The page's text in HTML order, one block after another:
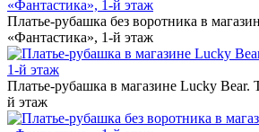
Платье-рубашка без воротника в
«Фантастика», 1-й этаж
Платье-рубашка в магазине Lucky
й этаж